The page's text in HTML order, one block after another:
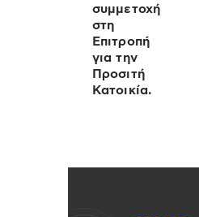
συμμετοχή
στη
Επιτροπή
για την
Προσιτή
Κατοικία.